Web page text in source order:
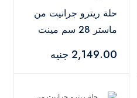
حلة ريترو جرانيت من
ماستر 28 سم مينت
2,149.00 جنيه